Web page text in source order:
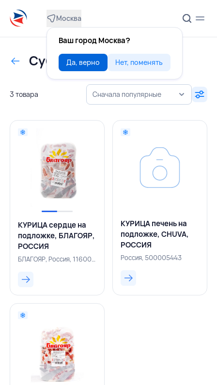
Москва
Ваш город Москва?
Да, верно Нет, поменять
Субпродукты из курицы
3 товара Сначала популярные
КУРИЦА сердце на
подложке, БЛАГОЯР,
РОССИЯ
БЛАГОЯР, Россия, 116000303
КУРИЦА печень на
подложке, CHUVA,
РОССИЯ
Россия, 500005443